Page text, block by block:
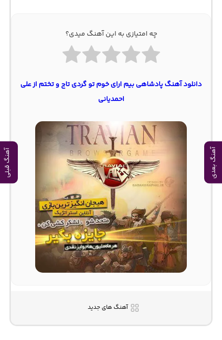
آهنگ بعدی آهنگ قبلی
چه امتیازی به این آهنگ میدی؟
دانلود آهنگ پادشاهی بیم ارای خوم تو گردی تاج و تختم از علی
احمدیانی
آهنگ های جدید